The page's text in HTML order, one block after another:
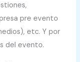
pre evento
etc. Y por
del evento.